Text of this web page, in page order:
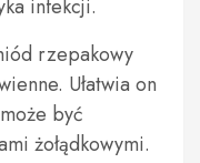
infekcji.
rzepakowy
Ułatwia on
być
żołądkowymi.